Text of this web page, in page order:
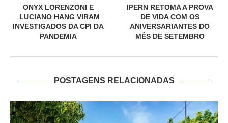
ONYX LORENZONI E
LUCIANO HANG VIRAM
INVESTIGADOS DA CPI DA
PANDEMIA
IPERN RETOMA A PROVA
DE VIDA COM OS
ANIVERSARIANTES DO
MÊS DE SETEMBRO
POSTAGENS RELACIONADAS